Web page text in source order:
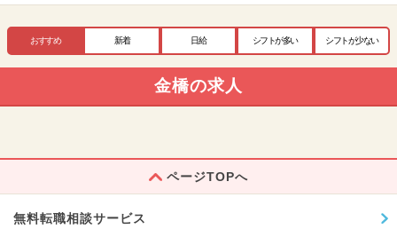
おすすめ 新着 日給 シフトが多い シフトが少ない
金橋の求人
ページTOPへ
無料転職相談サービス